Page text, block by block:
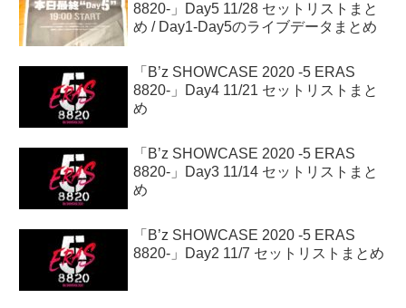
8820-」Day5 11/28 セットリストまと
め / Day1-Day5のライブデータまとめ
「B’z SHOWCASE 2020 -5 ERAS
8820-」Day4 11/21 セットリストまと
め
「B’z SHOWCASE 2020 -5 ERAS
8820-」Day3 11/14 セットリストまと
め
「B’z SHOWCASE 2020 -5 ERAS
8820-」Day2 11/7 セットリストまとめ